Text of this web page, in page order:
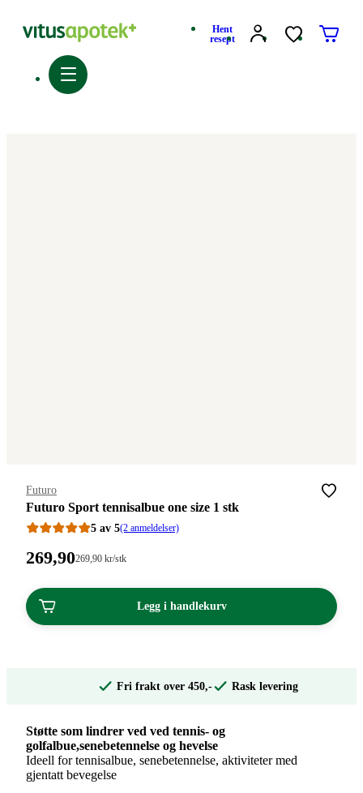
Hent
resept
Merke:
Futuro
Futuro Sport tennisalbue one size 1 stk
5 av 5(2 anmeldelser)
Pris:
kroner.
269,90Stykkpris:
kroner.
269 ,90 kr/stk
Legg i handlekurv
Fri frakt over 450,- Rask levering
Støtte som lindrer ved ved tennis- og
golfalbue,senebetennelse og hevelse
Ideell for tennisalbue, senebetennelse, aktiviteter med
gjentatt bevegelse